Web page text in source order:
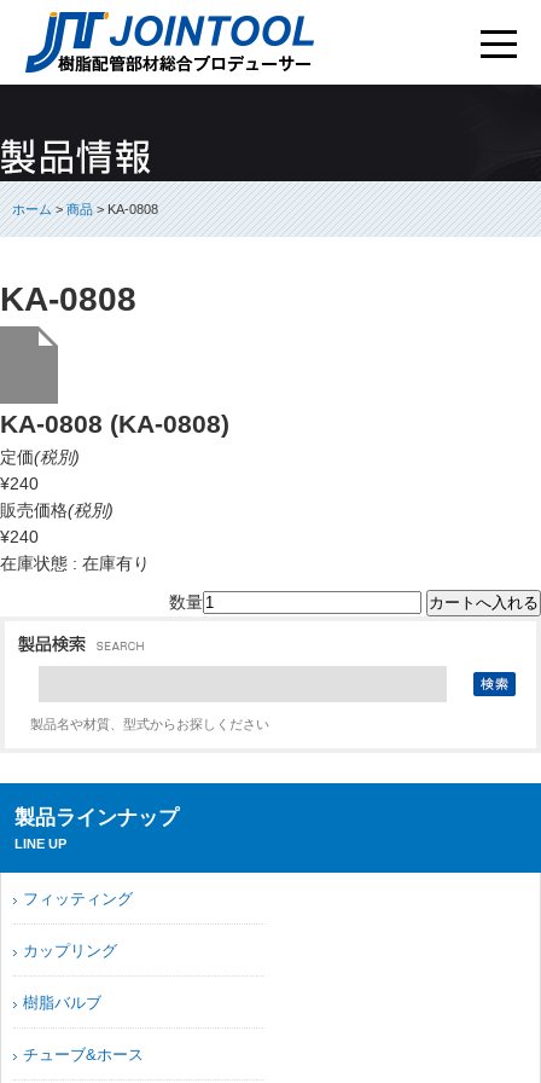
ホーム>商品> KA-0808
KA-0808
KA-0808 (KA-0808)
定価(税別)
¥240
販売価格(税別)
¥240
在庫状態 : 在庫有り
数量
製品名や材質、型式からお探しください
製品ラインナップ
LINE UP
フィッティング
カップリング
樹脂バルブ
チューブ&ホース